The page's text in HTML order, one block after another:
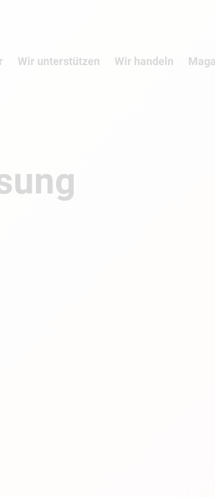
Wir unterstützen Wir handeln